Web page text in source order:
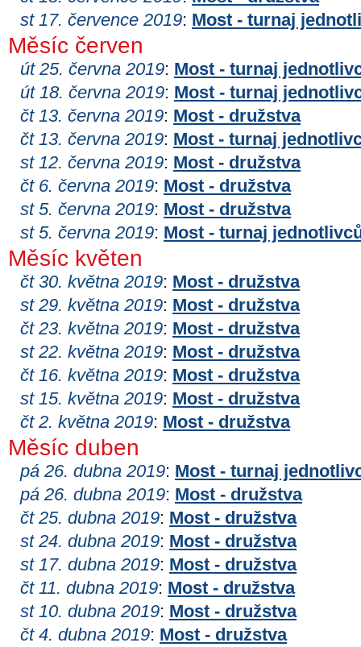
st 17. července 2019: Most - turnaj
Měsíc červen
út 25. června 2019: Most - turnaj
út 18. června 2019: Most - turnaj
čt 13. června 2019: Most - družstva
čt 13. června 2019: Most - turnaj
st 12. června 2019: Most - družstva
čt 6. června 2019: Most - družstva
st 5. června 2019: Most - družstva
st 5. června 2019: Most - turnaj
Měsíc květen
čt 30. května 2019: Most - družstva
st 29. května 2019: Most - družstva
čt 23. května 2019: Most - družstva
st 22. května 2019: Most - družstva
čt 16. května 2019: Most - družstva
st 15. května 2019: Most - družstva
čt 2. května 2019: Most - družstva
Měsíc duben
pá 26. dubna 2019: Most - turnaj
pá 26. dubna 2019: Most - družstva
čt 25. dubna 2019: Most - družstva
st 24. dubna 2019: Most - družstva
st 17. dubna 2019: Most - družstva
čt 11. dubna 2019: Most - družstva
st 10. dubna 2019: Most - družstva
čt 4. dubna 2019: Most - družstva